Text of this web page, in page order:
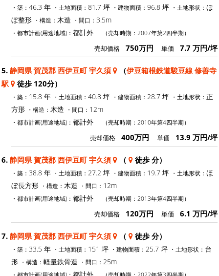
・築： 46.3 年 ・土地面積： 81.7 坪 ・建物面積： 96.8 坪 ・土地形状： ほ
ぼ整形 ・構造： 木造 ・間口： 3.5m
・都市計画(用途地域)： 都計外 （売却時期：2007年第2四半期）
売却価格 750万円 単価 7.7 万円/坪
5. 静岡県 賀茂郡 西伊豆町 宇久須 （伊豆箱根鉄道駿豆線 修善寺
駅
徒歩 120分）
・築： 15.8 年 ・土地面積： 40.8 坪 ・建物面積： 28.7 坪 ・土地形状： 正
方形 ・構造： 木造 ・間口： 12m
・都市計画(用途地域)： 都計外 （売却時期：2010年第4四半期）
売却価格 400万円 単価 13.9 万円/坪
6. 静岡県 賀茂郡 西伊豆町 宇久須 （ 徒歩 分）
・築： 38.8 年 ・土地面積： 27.2 坪 ・建物面積： 19.7 坪 ・土地形状： ほ
ぼ長方形 ・構造： 木造 ・間口： 12m
・都市計画(用途地域)： 都計外 （売却時期：2013年第4四半期）
売却価格 120万円 単価 6.1 万円/坪
7. 静岡県 賀茂郡 西伊豆町 宇久須 （ 徒歩 分）
・築： 33.5 年 ・土地面積： 151 坪 ・建物面積： 25.7 坪 ・土地形状： 台
形 ・構造： 軽量鉄骨造 ・間口： 25m